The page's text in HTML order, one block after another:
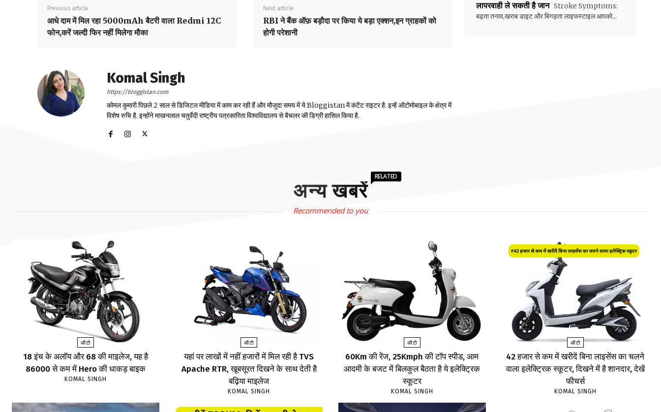
Previous article
आधे दाम में मिल रहा 5000mAh बैटरी वाला Redmi 12C
फोन,करें जल्दी फिर नहीं मिलेगा मौका
Next article
RBI ने बैंक ऑफ़ बड़ौदा पर किया ये बड़ा एक्शन,इन ग्राहकों को
होगी परेशानी
Komal Singh
https://bloggistan.com
कोमल कुमारी पिछले 2 साल से डिजिटल मीडिया में काम कर रही हैं और मौजुदा समय में ये Bloggistan में कंटेंट राइटर है. इन्हें ऑटोमोबाइल के क्षेत्र में
विशेष रुचि है. इन्होंने माखनलाल चतुर्वेदी राष्ट्रीय पत्रकारिता विश्वविद्यालय से बैचलर की डिग्री हासिल किया है.
लापरवाही ले सकती है जान Stroke Symptoms:
बढ़ता तनाव,खराब डाइट और बिगड़ता लाइफस्टाइल आपको...
अन्य खबरें
RELATED
Recommended to you
ऑटो
18 इंच के अलॉय और 68 की माइलेज, यह है
86000 से कम में Hero की धाकड़ बाइक
KOMAL SINGH
ऑटो
यहां पर लाखों में नहीं हजारों में मिल रही है TVS
Apache RTR, खूबसूरत दिखने के साथ देती है
बढ़िया माइलेज
KOMAL SINGH
ऑटो
60Km की रेंज, 25Kmph की टॉप स्पीड, आम
आदमी के बजट में बिलकुल बैठता है ये इलेक्ट्रिक
स्कूटर
KOMAL SINGH
ऑटो
₹42 हजार से कम में खरीदें बिना लाइसेंस का चलने
वाला इलेक्ट्रिक स्कूटर, दिखने में है शानदार, देखें
फीचर्स
KOMAL SINGH